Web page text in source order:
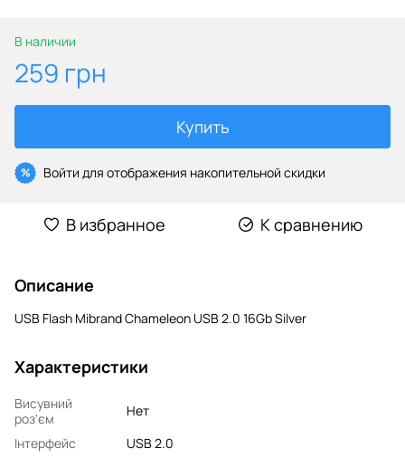
В наличии
259 грн
Купить
% Войти для отображения накопительной скидки
В избранное К сравнению
Описание
USB Flash Mibrand Chameleon USB 2.0 16Gb Silver
Характеристики
Висувний
роз'єм
Нет
Інтерфейс
USB 2.0